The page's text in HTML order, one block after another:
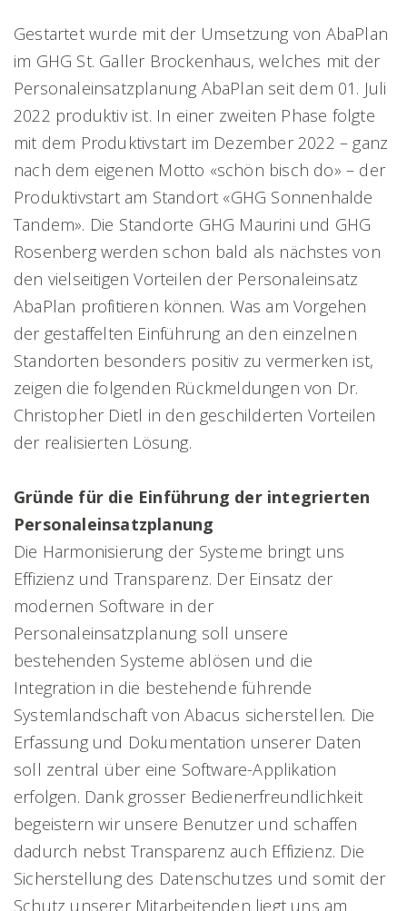
Gestartet wurde mit der Umsetzung von AbaPlan
im GHG St. Galler Brockenhaus, welches mit der
Personaleinsatzplanung AbaPlan seit dem 01. Juli
2022 produktiv ist. In einer zweiten Phase folgte
mit dem Produktivstart im Dezember 2022 – ganz
nach dem eigenen Motto «schön bisch do» – der
Produktivstart am Standort «GHG Sonnenhalde
Tandem». Die Standorte GHG Maurini und GHG
Rosenberg werden schon bald als nächstes von
den vielseitigen Vorteilen der Personaleinsatz
AbaPlan profitieren können. Was am Vorgehen
der gestaffelten Einführung an den einzelnen
Standorten besonders positiv zu vermerken ist,
zeigen die folgenden Rückmeldungen von Dr.
Christopher Dietl in den geschilderten Vorteilen
der realisierten Lösung.
Gründe für die Einführung der integrierten
Personaleinsatzplanung
Die Harmonisierung der Systeme bringt uns
Effizienz und Transparenz. Der Einsatz der
modernen Software in der
Personaleinsatzplanung soll unsere
bestehenden Systeme ablösen und die
Integration in die bestehende führende
Systemlandschaft von Abacus sicherstellen. Die
Erfassung und Dokumentation unserer Daten
soll zentral über eine Software-Applikation
erfolgen. Dank grosser Bedienerfreundlichkeit
begeistern wir unsere Benutzer und schaffen
dadurch nebst Transparenz auch Effizienz. Die
Sicherstellung des Datenschutzes und somit der
Schutz unserer Mitarbeitenden liegt uns am